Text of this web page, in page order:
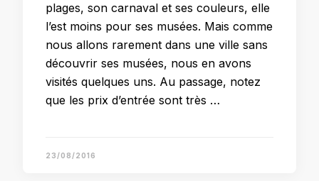
plages, son carnaval et ses couleurs, elle
l’est moins pour ses musées. Mais comme
nous allons rarement dans une ville sans
découvrir ses musées, nous en avons
visités quelques uns. Au passage, notez
que les prix d’entrée sont très …
23/08/2016